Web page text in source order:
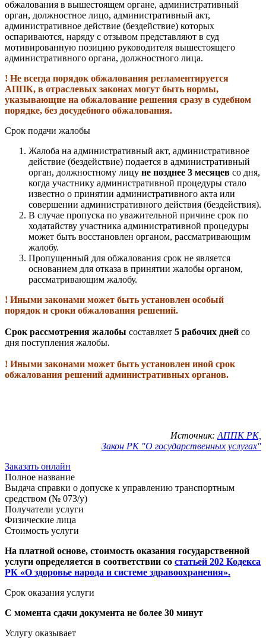
обжалования в вышестоящем органе, административный
орган, должностное лицо, административный акт,
административное действие (бездействие) которых
оспариваются, наряду с отзывом представляют в суд
мотивированную позицию руководителя вышестоящего
административного органа, должностного лица.
! Не всегда порядок обжалования регламентируется
АППК, в отраслевых законах могут быть нормы,
указывающие на обжалование решения сразу в судебном
порядке, без досудебного обжалования.
Срок подачи жалобы
Жалоба на административный акт, административное
действие (бездействие) подается в административный
орган, должностному лицу не позднее 3 месяцев со дня,
когда участнику административной процедуры стало
известно о принятии административного акта или
совершении административного действия (бездействия).
В случае пропуска по уважительной причине срок по
ходатайству участника административной процедуры
может быть восстановлен органом, рассматривающим
жалобу.
Пропущенный для обжалования срок не является
основанием для отказа в принятии жалобы органом,
рассматривающим жалобу.
! Иными законами может быть установлен особый
порядок и сроки обжалования решений.
Срок рассмотрения жалобы составляет 5 рабочих дней со
дня поступления жалобы.
! Иными законами может быть установлен иной срок
обжалования решений административных органов.
Источник: АППК РК,
Закон РК "О государственных услугах"
Заказать онлайн
Полное название
Выдача справки о допуске к управлению транспортным
средством (№ 073/у)
Получатели услуги
Физические лица
Стоимость услуги
На платной основе, стоимость оказания государственной
услуги определяется в соответствии со статьей 202 Кодекса
РК «О здоровье народа и системе здравоохранения».
Срок оказания услуги
С момента сдачи документа не более 30 минут
Услугу оказывает